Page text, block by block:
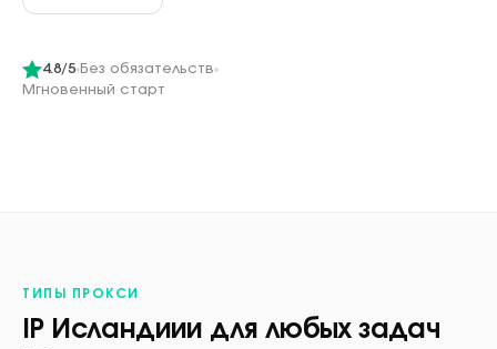
4.8/5 Без обязательств
Мгновенный старт
ТИПЫ ПРОКСИ
IP Исландиии для любых задач